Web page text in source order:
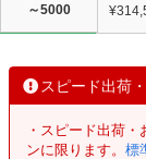
～5000
スピード出荷
・スピード出荷
ンに限ります。 標